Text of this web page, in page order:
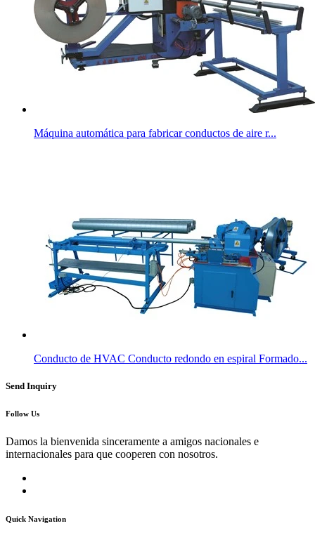
Máquina automática para fabricar conductos de aire r...
Conducto de HVAC Conducto redondo en espiral Formado...
Send Inquiry
Follow Us
Damos la bienvenida sinceramente a amigos nacionales e
internacionales para que cooperen con nosotros.
Quick Navigation